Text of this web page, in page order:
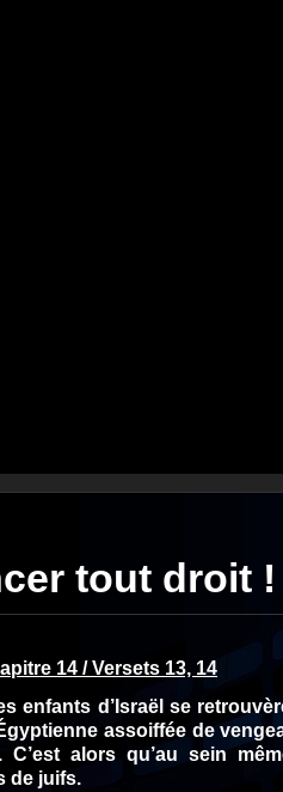
tout droit !
14 / Versets 13, 14
enfants d’Israël se
assoiffée de
alors qu’au sein
de juifs.